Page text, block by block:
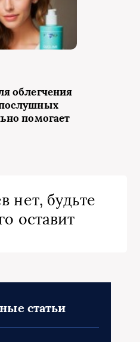
облегчения
помогает
нет, будьте
оставит
статьи